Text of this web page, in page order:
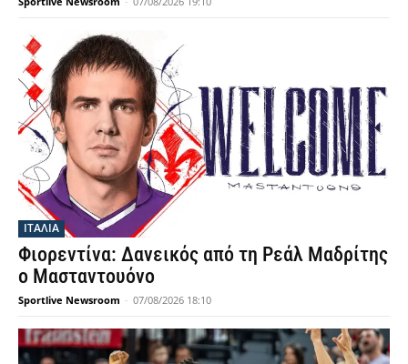
ΙΤΑΛΙΑ
Φιορεντίνα: Δανεικός από τη Ρεάλ Μαδρίτης
ο Μασταντουόνο
Sportlive Newsroom - 07/08/2026 18:10